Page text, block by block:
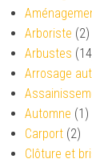
Arboriste (2)
Arbustes
Arrosage
Automne (1)
Carport (2)
Clôture et